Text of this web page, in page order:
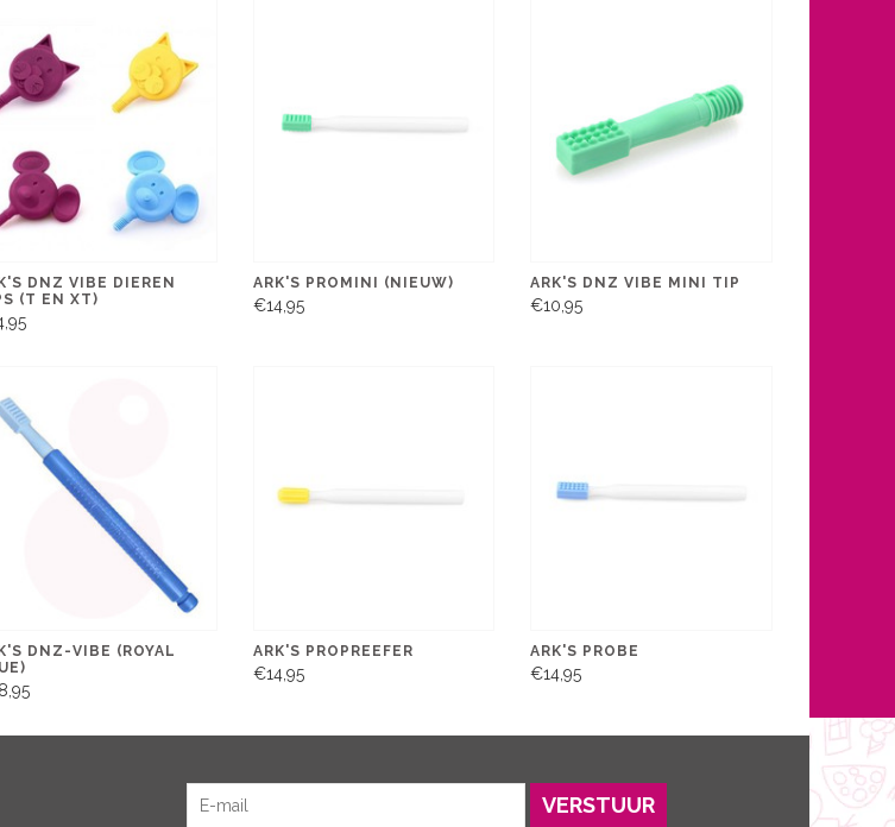
DNZ VIBE DIEREN
(T EN XT)
ARK'S PROMINI (NIEUW)
€14,95
ARK'S DNZ VIBE MINI TIP
€10,95
DNZ-VIBE (ROYAL
ARK'S PROPREEFER
€14,95
ARK'S PROBE
€14,95
VERSTUUR